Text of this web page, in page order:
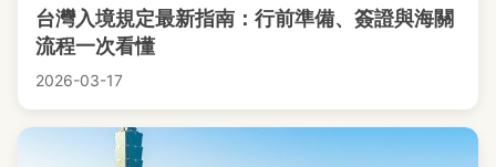
台灣入境規定最新指南：行前準備、簽證與海關
流程一次看懂
2026-03-17